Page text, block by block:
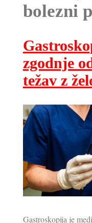
bolezni
zgodnje
težav z
Gastroskopija je